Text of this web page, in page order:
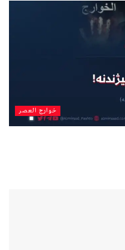
خوارج العصر